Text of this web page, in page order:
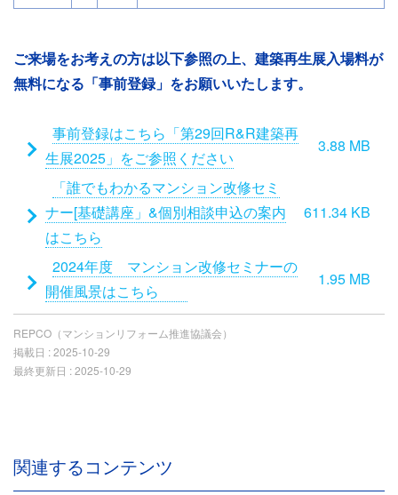
ご来場をお考えの方は以下参照の上、建築再生展入場料が
無料になる「事前登録」をお願いいたします。
事前登録はこちら「第29回R&R建築再
生展2025」をご参照ください
3.88 MB
「誰でもわかるマンション改修セミ
ナー[基礎講座」&個別相談申込の案内
はこちら
611.34 KB
2024年度 マンション改修セミナーの
開催風景はこちら
1.95 MB
REPCO（マンションリフォーム推進協議会）
掲載日 :2025-10-29
最終更新日 :2025-10-29
関連するコンテンツ